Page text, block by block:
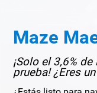
Maze
¡Solo el 3,6%
prueba! ¿Eres